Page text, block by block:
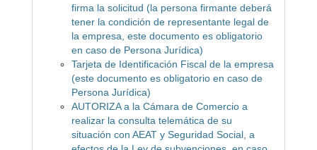
firma la solicitud (la persona firmante deberá
tener la condición de representante legal de
la empresa, este documento es obligatorio
en caso de Persona Jurídica)
Tarjeta de Identificación Fiscal de la empresa
(este documento es obligatorio en caso de
Persona Jurídica)
AUTORIZA a la Cámara de Comercio a
realizar la consulta telemática de su
situación con AEAT y Seguridad Social, a